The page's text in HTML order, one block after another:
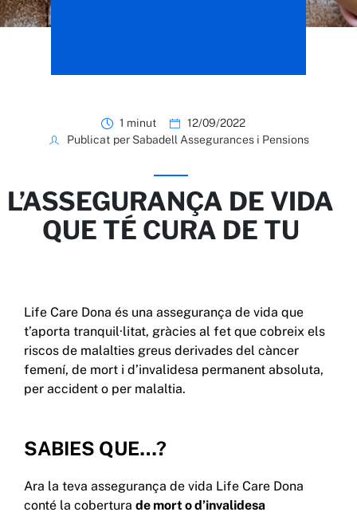
1 minut
12/09/2022
Publicat per Sabadell Assegurances i Pensions
L’ASSEGURANÇA DE VIDA
QUE TÉ CURA DE TU
Life Care Dona és una assegurança de vida que
t’aporta tranquil·litat, gràcies al fet que cobreix els
riscos de malalties greus derivades del càncer
femení, de mort i d’invalidesa permanent absoluta,
per accident o per malaltia.
SABIES QUE…?
Ara la teva assegurança de vida Life Care Dona
conté la cobertura de mort o d’invalidesa